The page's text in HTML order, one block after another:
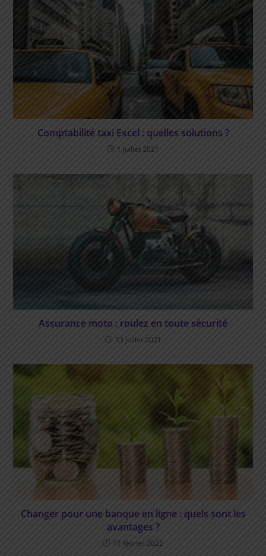
Comptabilité taxi Excel : quelles solutions ?
1 juillet 2021
Assurance moto : roulez en toute sécurité
13 juillet 2021
Changer pour une banque en ligne : quels sont les
avantages ?
17 février 2022